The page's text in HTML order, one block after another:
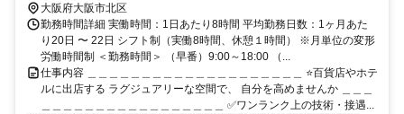
大阪府大阪市北区
勤務時間詳細 実働時間：1日あたり8時間 平均勤務日数：1ヶ月あた
り20日 〜 22日 シフト制（実働8時間、休憩１時間） ※月単位の変形
労働時間制 ＜勤務時間＞ （早番）9:00～18:00 （...
仕事内容 ＿＿＿＿＿＿＿＿＿＿＿＿＿＿＿＿＿＿＿＿ ⭐百貨店やホテ
ルに出店する ラグジュアリーな空間で、 自分を高めませんか ＿＿＿
＿＿＿＿＿＿＿＿＿＿＿＿＿＿＿＿＿ ✅ワンランク上の技術・接遇...